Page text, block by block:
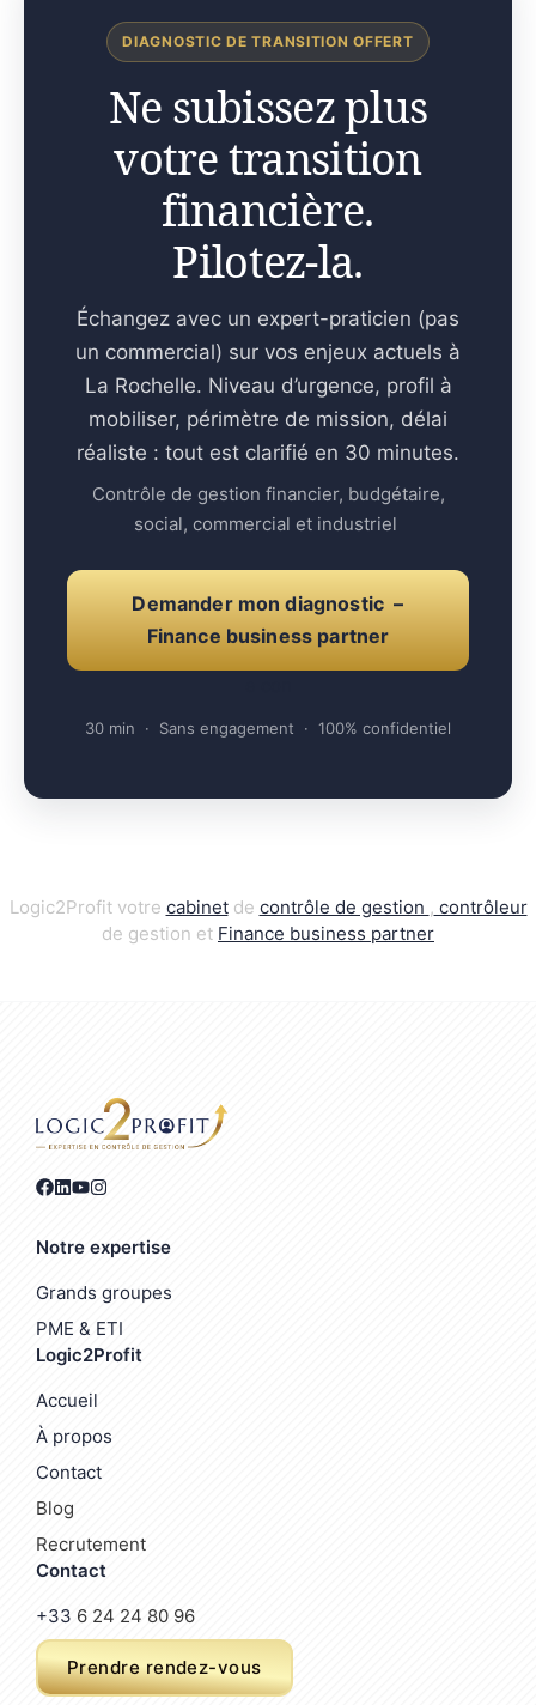
DIAGNOSTIC DE TRANSITION OFFERT
Ne subissez plus
votre transition
financière.
Pilotez-la.
Échangez avec un expert-praticien (pas
un commercial) sur vos enjeux actuels à
La Rochelle. Niveau d’urgence, profil à
mobiliser, périmètre de mission, délai
réaliste : tout est clarifié en 30 minutes.
Contrôle de gestion financier, budgétaire,
social, commercial et industriel
Demander mon diagnostic –
Finance business partner
30 min · Sans engagement · 100% confidentiel
Logic2Profit votre cabinetde contrôle de gestion , contrôleur
de gestion et Finance business partner
Notre expertise
Grands groupes
PME & ETI
Logic2Profit
Accueil
À propos
Contact
Blog
Recrutement
Contact
+33 6 24 24 80 96
Prendre rendez-vous